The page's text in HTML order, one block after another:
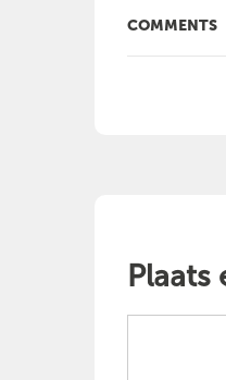
COMMENTS
Plaats